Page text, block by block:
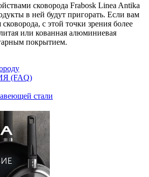
сковорода Frabosk Linea Antika
в ней будут пригорать. Если вам
с этой точки зрения более
или кованная алюминиевая
покрытием.
(FAQ)
стали